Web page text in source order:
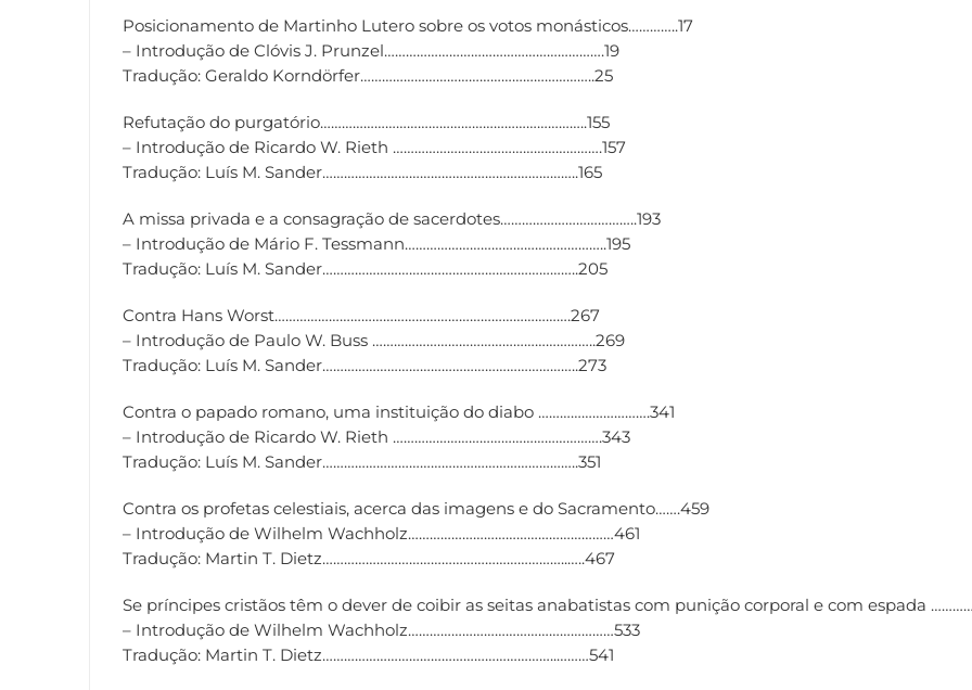
Posicionamento de Martinho Lutero sobre os votos monásticos…………..17
– Introdução de Clóvis J. Prunzel…………………………………………………….19
Tradução: Geraldo Korndörfer………………………………………………………..25
Refutação do purgatório………………………………………………………………..155
– Introdução de Ricardo W. Rieth ………………………………………………….157
Tradução: Luís M. Sander……………………………………………………………..165
A missa privada e a consagração de sacerdotes………………………………..193
– Introdução de Mário F. Tessmann………………………………………………..195
Tradução: Luís M. Sander……………………………………………………………..205
Contra Hans Worst……………………………………………………………………….267
– Introdução de Paulo W. Buss ……………………………………………………..269
Tradução: Luís M. Sander……………………………………………………………..273
Contra o papado romano, uma instituição do diabo ………………………….341
– Introdução de Ricardo W. Rieth ………………………………………………….343
Tradução: Luís M. Sander……………………………………………………………..351
Contra os profetas celestiais, acerca das imagens e do Sacramento…….459
– Introdução de Wilhelm Wachholz…………………………………………………461
Tradução: Martin T. Dietz…………………………………………………………..…..467
Se príncipes cristãos têm o dever de coibir as seitas anabatistas com punição corporal e com espada
– Introdução de Wilhelm Wachholz…………………………………………………533
Tradução: Martin T. Dietz………………………………………………………..………541